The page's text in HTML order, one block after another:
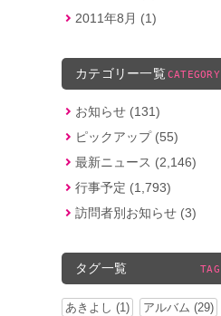
2011年8月 (1)
カテゴリー一覧 CATEGORY
お知らせ (131)
ピックアップ (55)
最新ニュース (2,146)
行事予定 (1,793)
訪問者別お知らせ (3)
タグ一覧 TAG
あきよし (1)
アルバム (29)